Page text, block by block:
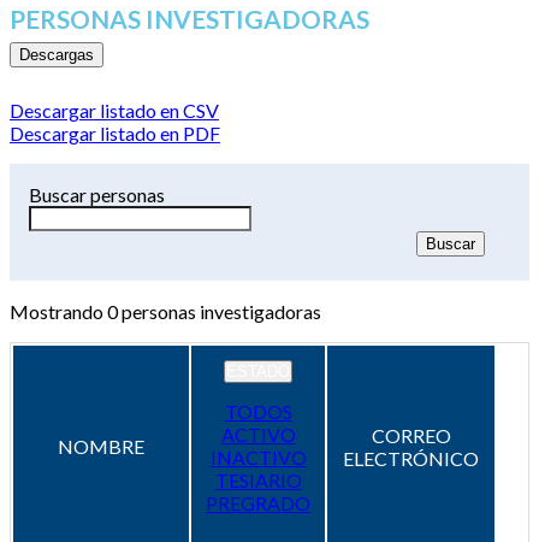
PERSONAS INVESTIGADORAS
Descargas
Descargar listado en CSV
Descargar listado en PDF
Buscar personas
Mostrando0personas investigadoras
NOMBRE
TODOS
ACTIVO
INACTIVO
TESIARIO
PREGRADO
CORREO
ELECTRÓNICO